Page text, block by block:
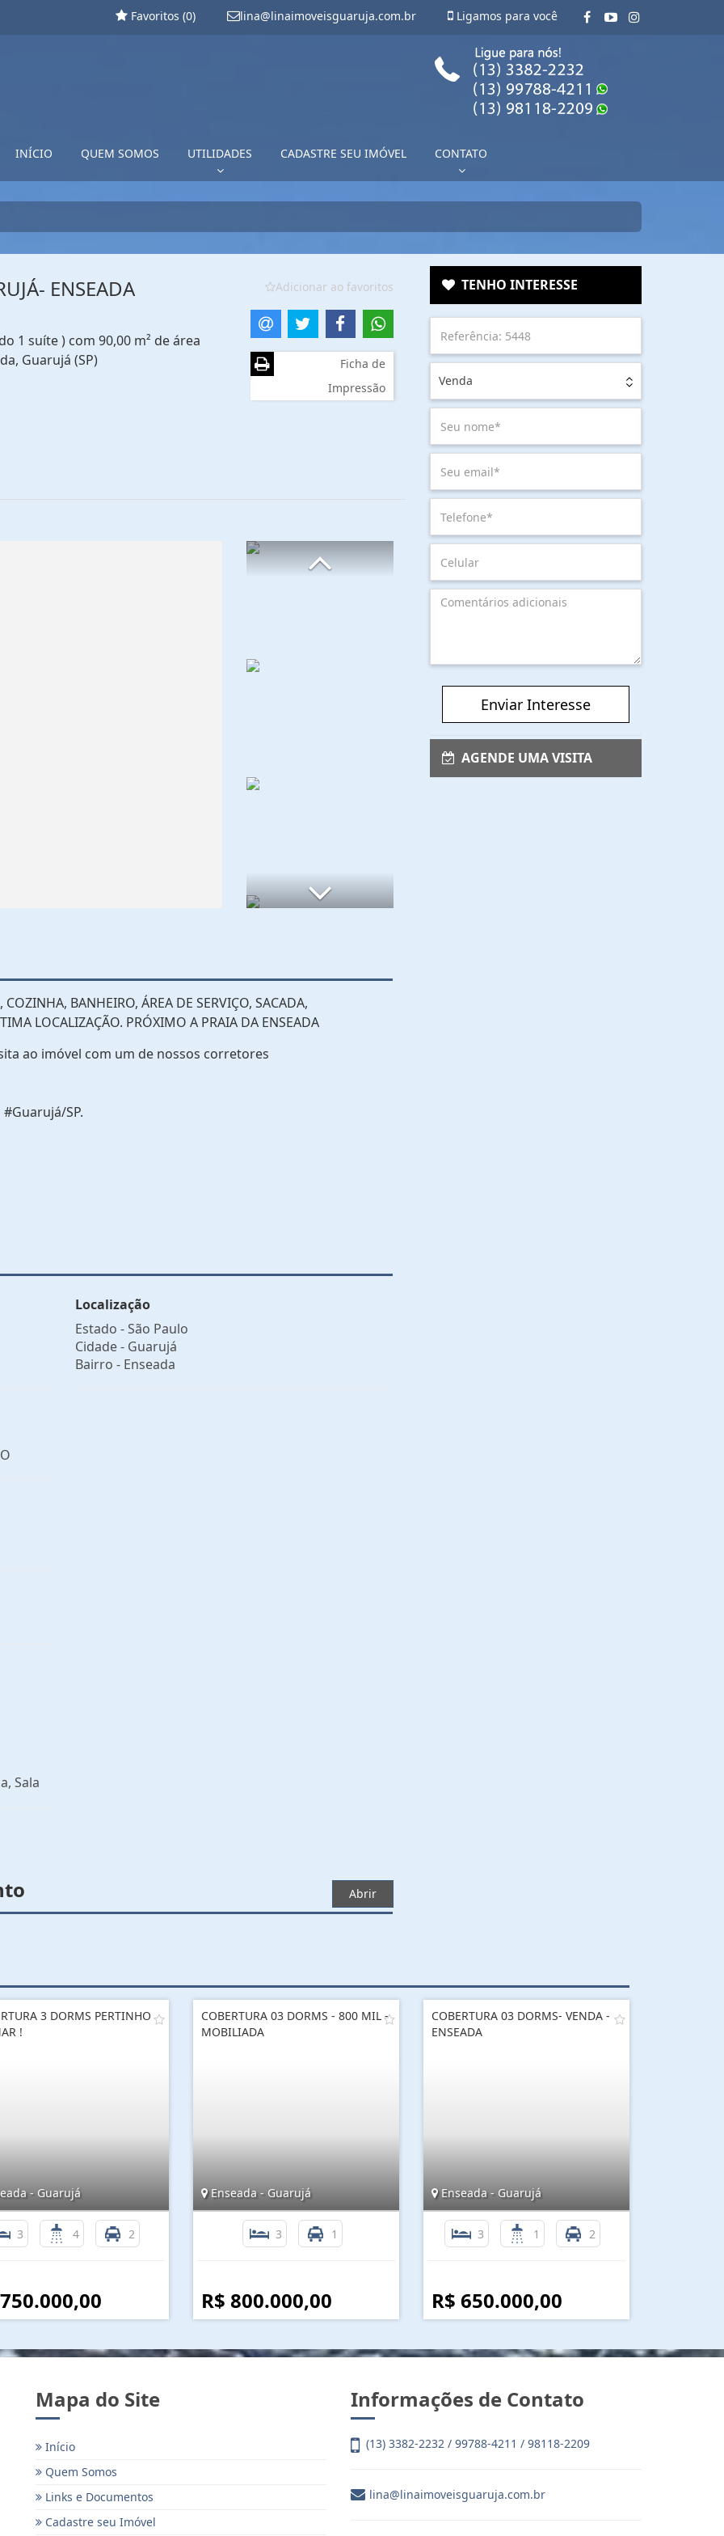
Ligamos para você
lina@linaimoveisguaruja.com.br
Favoritos (0)
INÍCIO QUEM SOMOS UTILIDADES CADASTRE SEU IMÓVEL CONTATO
ENSEADA
1 suíte ) com 90,00 m² de área
Guarujá (SP)
Adicionar ao favoritos
Ficha de
Impressão
BANHEIRO, ÁREA DE SERVIÇO, SACADA,
LOCALIZAÇÃO. PRÓXIMO A PRAIA DA ENSEADA
ao imóvel com um de nossos corretores
SP.
Sala
Localização
Estado -São Paulo
Cidade - Guarujá
Bairro - Enseada
Abrir
TENHO INTERESSE
Venda
Enviar Interesse
AGENDE UMA VISITA
3 DORMS PERTINHO
!
- Guarujá
3 4 2
COBERTURA 03 DORMS - 800 MIL -
MOBILIADA
Enseada - Guarujá
3 1
R$ 800.000,00
COBERTURA 03 DORMS- VENDA -
ENSEADA
Enseada - Guarujá
3 1 2
R$ 650.000,00
Mapa do Site
Início
Quem Somos
Links e Documentos
Cadastre seu Imóvel
Informações de Contato
(13) 3382-2232 / 99788-4211 / 98118-2209
lina@linaimoveisguaruja.com.br